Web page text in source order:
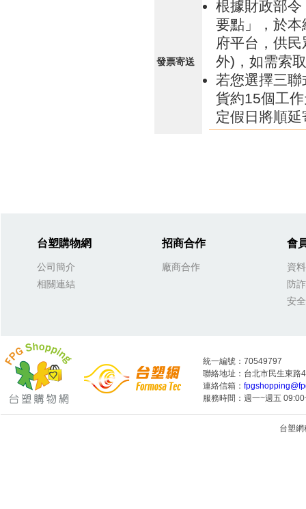
發票寄送
根據財政部
要點」，於
府平台，供
外)，如需索
若您選擇三
貨約15個工
定假日將順延
台塑購物網
公司簡介
相關連結
招商合作
廠商合作
會
資
防
安
統一編號：70549797
聯絡地址：台北市民生東路
連絡信箱：
服務時間：週一~週五
台塑